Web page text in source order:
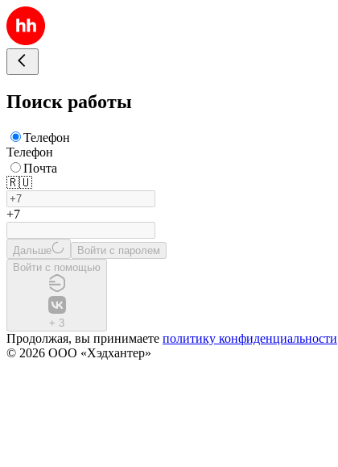
Поиск работы
Телефон
Телефон
Почта
🇷🇺
+7
Дальше
Войти с паролем
Войти с помощью
+ 3
Продолжая, вы принимаете политику конфиденциальности
© 2026 ООО «Хэдхантер»